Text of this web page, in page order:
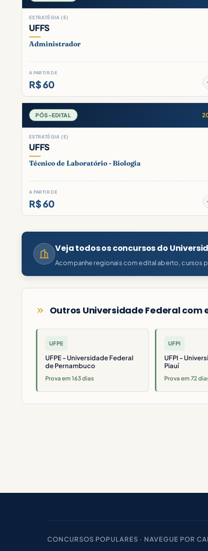
ESTRATÉGIA (E)
UFFS
Administrador
A PARTIR DE
R$ 60
PÓS-EDITAL
ESTRATÉGIA (E)
UFFS
Técnico de Laboratório - Biologia
A PARTIR DE
R$ 60
Veja todos os concursos do
Acompanhe regionais com edital aberto, cursos
Outros Universidade Federal com
UFPE
UFPE - Universidade Federal
de Pernambuco
Prova em 163 dias
UFPI
UFPI -
Piauí
Prova em 72
CONCURSOS POPULARES · NAVEGUE POR